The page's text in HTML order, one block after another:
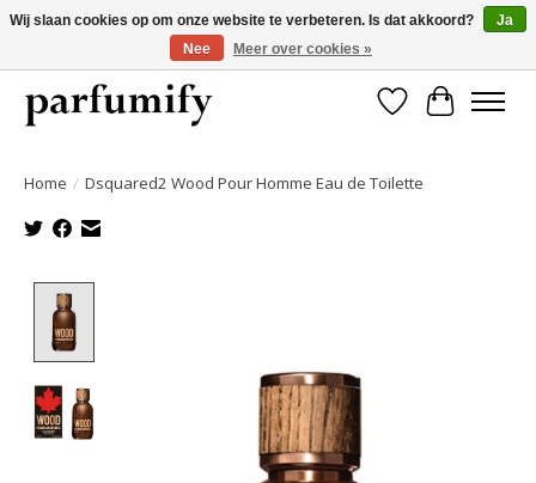
750+ Geuren | Gratis verzending | Maandelijks opzegbaar
Verlanglijst
Home / Dsquared2 Wood Pour Homme Eau de Toilette
Wij slaan cookies op om onze website te verbeteren. Is dat akkoord?
Ja
Nee
Meer over cookies »